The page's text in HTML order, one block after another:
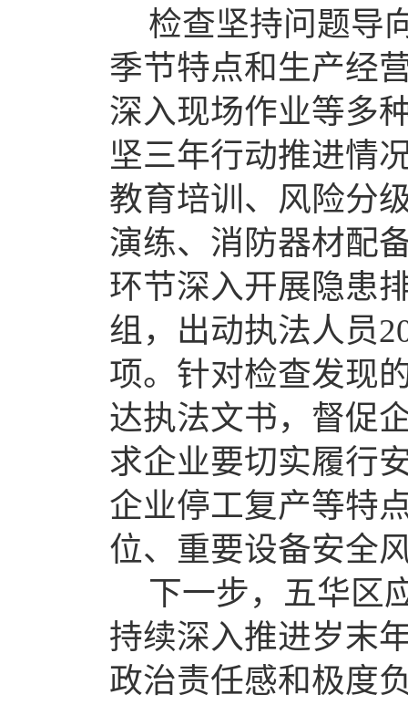
检查坚持问题导
季节特点和生产经
深入现场作业等多
坚三年行动推进情
教育培训、风险分
演练、消防器材配
环节深入开展隐患
组，出动执法人员
项。针对检查发现
达执法文书，督促
求企业要切实履行
企业停工复产等特
位、重要设备安全
下一步，五华区
持续深入推进岁末
政治责任感和极度